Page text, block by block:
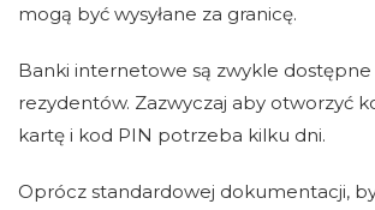
mogą być wysyłane za granicę.
Banki internetowe są zwykle dostępne
rezydentów. Zazwyczaj aby otworzyć
kartę i kod PIN potrzeba kilku dni.
Oprócz standardowej dokumentacji,